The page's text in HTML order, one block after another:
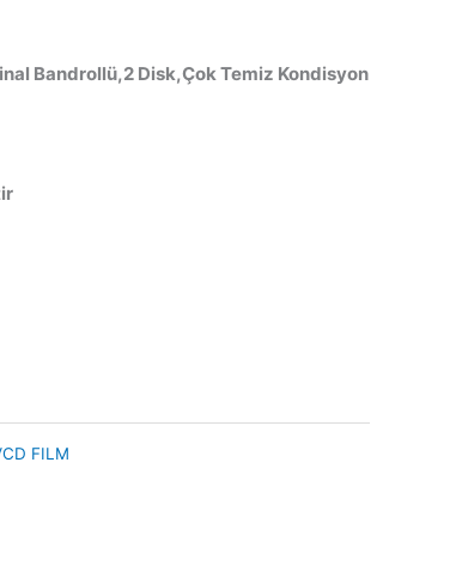
Bandrollü,2 Disk,Çok Temiz Kondisyon
FILM